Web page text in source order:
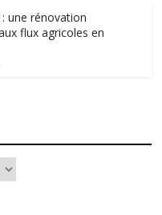
une rénovation
flux agricoles en